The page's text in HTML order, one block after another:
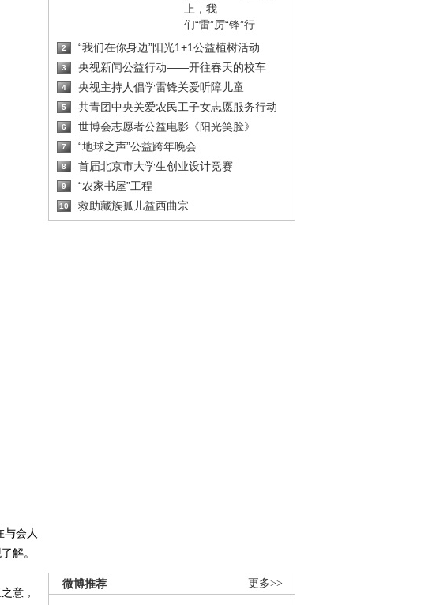
上，我
们“雷”厉“锋”行
2 “我们在你身边”阳光1+1公益植树活动
3 央视新闻公益行动——开往春天的校车
4 央视主持人倡学雷锋关爱听障儿童
5 共青团中央关爱农民工子女志愿服务行动
6 世博会志愿者公益电影《阳光笑脸》
7 “地球之声”公益跨年晚会
8 首届北京市大学生创业设计竞赛
9 “农家书屋”工程
10 救助藏族孤儿益西曲宗
更多>>
微博推荐
会人
解。
意，